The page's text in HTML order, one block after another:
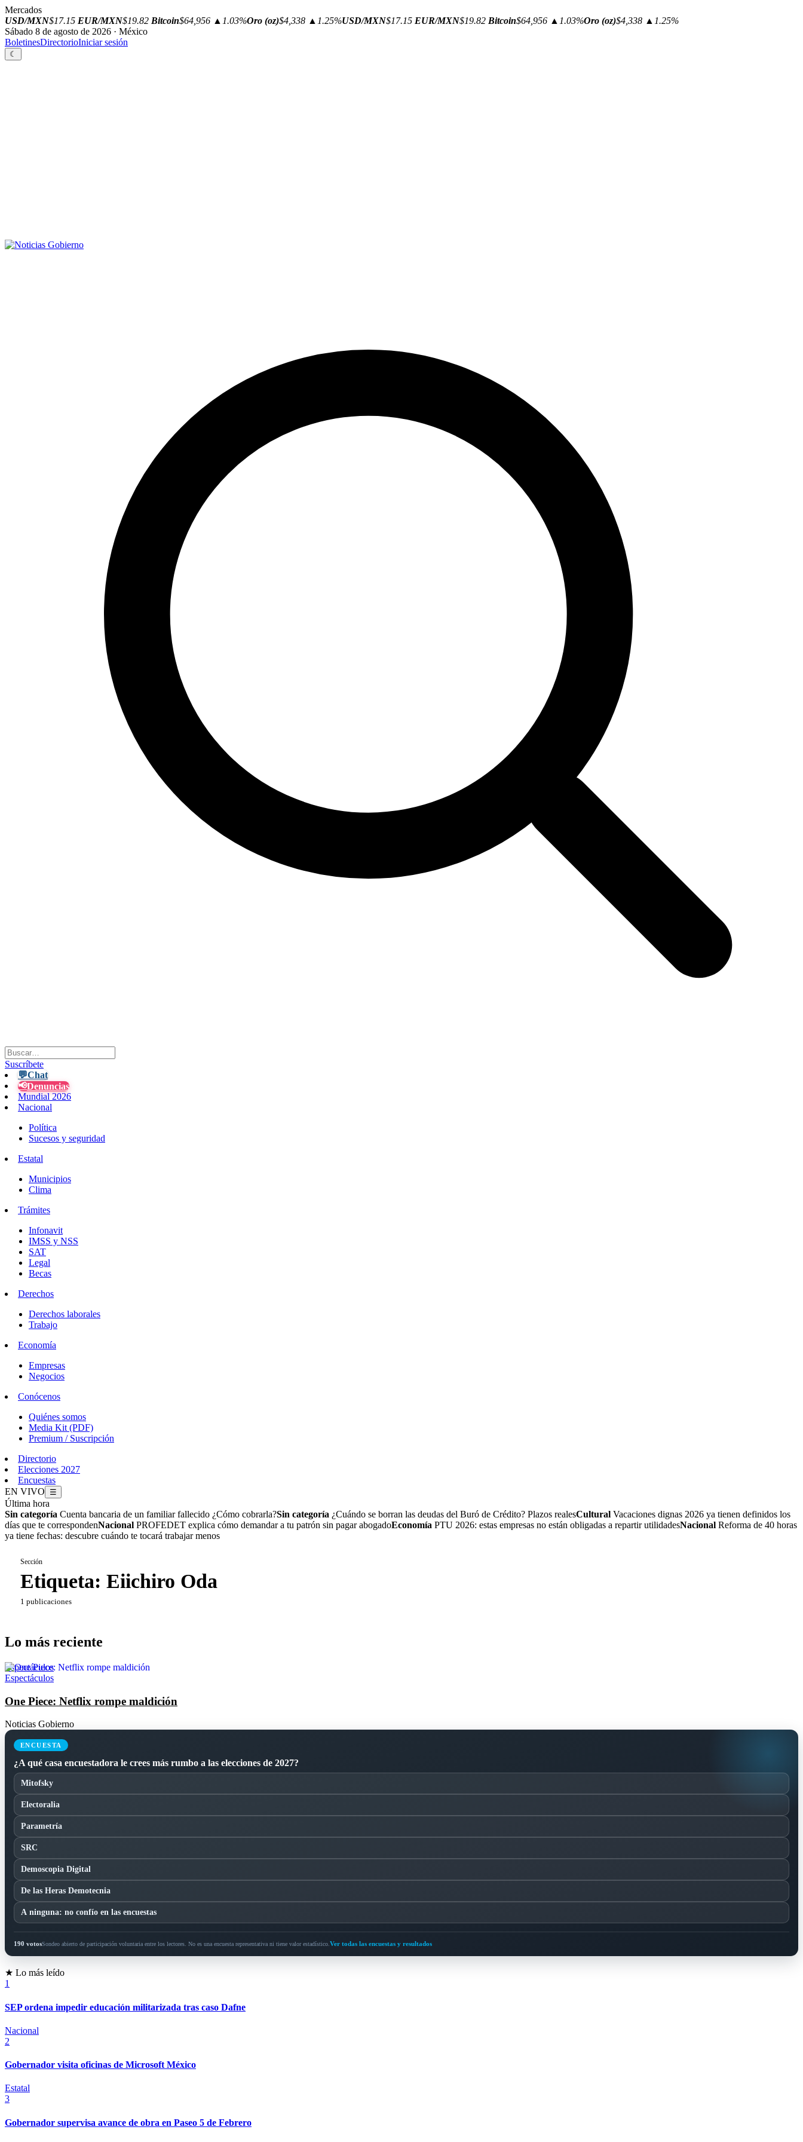
Mercados
USD/MXN$17.15 EUR/MXN$19.82 Bitcoin$64,956 ▲1.03%Oro (oz)$4,338 ▲1.25%USD/MXN$17.15 EUR/MXN$19.82 Bitcoin$64,956 ▲1.03%Oro (oz)$4,338 ▲1.25%
Sábado 8 de agosto de 2026 · México
BoletinesDirectorioIniciar sesión
☾
Suscríbete
💬Chat
📢Denuncias
Mundial 2026
Nacional
Política
Sucesos y seguridad
Estatal
Municipios
Clima
Trámites
Infonavit
IMSS y NSS
SAT
Legal
Becas
Derechos
Derechos laborales
Trabajo
Economía
Empresas
Negocios
Conócenos
Quiénes somos
Media Kit (PDF)
Premium / Suscripción
Directorio
Elecciones 2027
Encuestas
EN VIVO
☰
Última hora
Sin categoría Cuenta bancaria de un familiar fallecido ¿Cómo cobrarla?Sin categoría ¿Cuándo se borran las deudas del Buró de Crédito? Plazos realesCultural Vacaciones dignas 2026 ya tienen definidos los
días que te correspondenNacional PROFEDET explica cómo demandar a tu patrón sin pagar abogadoEconomía PTU 2026: estas empresas no están obligadas a repartir utilidadesNacional Reforma de 40 horas
ya tiene fechas: descubre cuándo te tocará trabajar menos
Sección
Etiqueta: Eiichiro Oda
1 publicaciones
Lo más reciente
Espectáculos
Espectáculos
One Piece: Netflix rompe maldición
Noticias Gobierno
ENCUESTA
¿A qué casa encuestadora le crees más rumbo a las elecciones de 2027?
Mitofsky
Electoralia
Parametría
SRC
Demoscopia Digital
De las Heras Demotecnia
A ninguna: no confío en las encuestas
190 votosSondeo abierto de participación voluntaria entre los lectores. No es una encuesta representativa ni tiene valor estadístico.Ver todas las encuestas y resultados
★ Lo más leído
1
SEP ordena impedir educación militarizada tras caso Dafne
Nacional
2
Gobernador visita oficinas de Microsoft México
Estatal
3
Gobernador supervisa avance de obra en Paseo 5 de Febrero